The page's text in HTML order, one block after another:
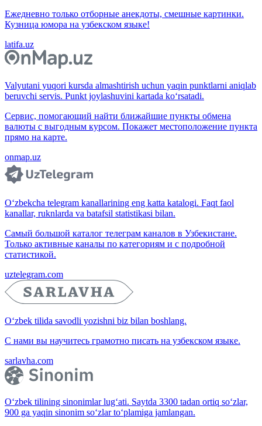
Ежедневно только отборные анекдоты, смешные картинки.
Кузница юмора на узбекском языке!
latifa.uz
Valyutani yuqori kursda almashtirish uchun yaqin punktlarni aniqlab
beruvchi servis. Punkt joylashuvini kartada ko‘rsatadi.
Сервис, помогающий найти ближайшие пункты обмена
валюты с выгодным курсом. Покажет местоположение пункта
прямо на карте.
onmap.uz
O‘zbekcha telegram kanallarining eng katta katalogi. Faqt faol
kanallar, ruknlarda va batafsil statistikasi bilan.
Самый большой каталог телеграм каналов в Узбекистане.
Только активные каналы по категориям и с подробной
статистикой.
uztelegram.com
O‘zbek tilida savodli yozishni biz bilan boshlang.
С нами вы научитесь грамотно писать на узбекском языке.
sarlavha.com
O‘zbek tilining sinonimlar lug‘ati. Saytda 3300 tadan ortiq so‘zlar,
900 ga yaqin sinonim so‘zlar to‘plamiga jamlangan.